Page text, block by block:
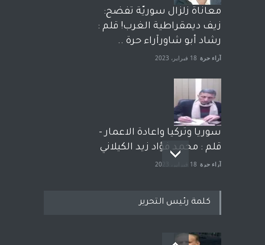
معاناة زلزال سوريّة تفضح:
زيف ديمقراطية الغرب! قلم :
رشاد أبو شاورآراء حرة ..
آراء حرة 18 فبراير، 2023
سوريا وتركيا واعادة الاعمار -
قلم : محمد فؤاد زيد الكيلاني
آراء حرة 18 فبراير، 2023
بعد معارك قضائية طاحنة كتب
كلمة رئيس التحرير